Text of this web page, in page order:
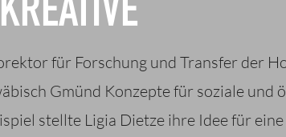
für Forschung und Transfer der
Gmünd Konzepte für soziale
stellte Ligia Dietze ihre Idee für